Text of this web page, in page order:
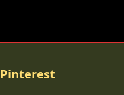
Pinterest